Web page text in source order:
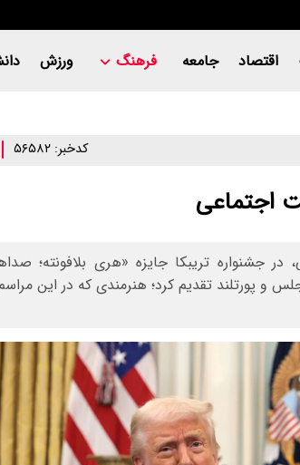
اقتصاد جامعه فرهنگ ورزش
کدخبر: ۵۶۵۸۲
اجتماعی
در جشنواره تریبکا جایزه «هری بلافونته؛
و پورتلند تقدیم کرد؛ هنرمندی که در این